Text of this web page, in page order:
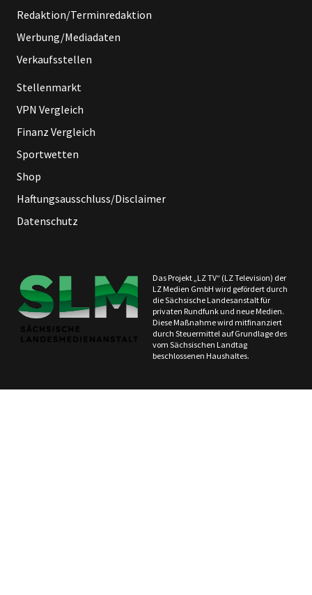
Redaktion/Terminredaktion
Werbung/Mediadaten
Verkaufsstellen
Stellenmarkt
VPN Vergleich
Finanz Vergleich
Sportwetten
Shop
Haftungsausschluss/Disclaimer
Datenschutz
Das Projekt „LZ TV“ (LZ Television) der
LZ Medien GmbH wird gefördert durch
die Sächsische Landesanstalt für
privaten Rundfunk und neue Medien.
Diese Maßnahme wird mitfinanziert
durch Steuermittel auf Grundlage des
vom Sächsischen Landtag
beschlossenen Haushaltes.